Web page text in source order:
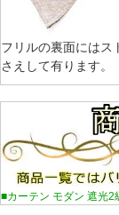
フリルの裏面にはス
さえして有ります。
■カーテン モダン 遮光2